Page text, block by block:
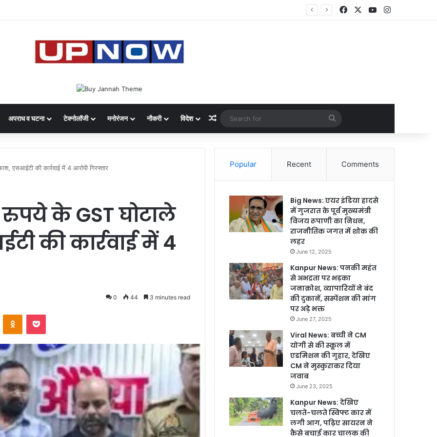
FacebookYouTubeInstagram
अपराध व घटना टेक्नोलॉजी मनोरंजन नौकरी विदेश Random Article
for
एसआईटी की कार्रवाई में 4 आरोपी गिरफ्तार
के GST घोटाले
की कार्रवाई में 4
0 44 3 minutes read
Odnoklassniki
Pocket
Popular Recent Comments
Big News: एयर इंडिया हादसे
में गुजरात के पूर्व मुख्यमंत्री
विजय रूपाणी का निधन,
राजनीतिक जगत में शोक की
लहर
June 12, 2025
Kanpur News: पनकी महंत
से अभद्रता पर भड़का
जनाक्रोश, व्यापारियों ने बंद
की दुकानें, सस्पेंशन की मांग
पर अड़े भक्त
June 27, 2025
Viral News: बच्ची ने CM
योगी से की स्कूल में
एडमिशन की गुहार, देखिए
CM ने मुस्कुराकर दिया
जवाब
June 23, 2025
Kanpur News: देखिए
चलते-चलते स्विफ्ट कार में
लगी आग, पढ़िए सायरन ने
कैसे बचाई कार चालक की